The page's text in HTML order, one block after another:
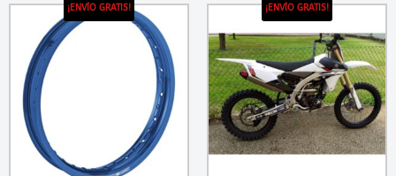
¡ENVÍO GRATIS! ¡ENVÍO GRATIS!